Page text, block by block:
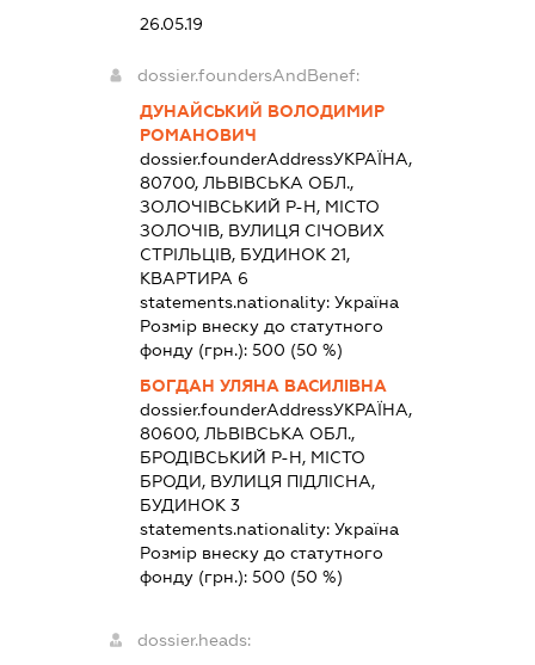
26.05.19
dossier.foundersAndBenef:
ДУНАЙСЬКИЙ ВОЛОДИМИР
РОМАНОВИЧ
dossier.founderAddressУКРАЇНА,
80700, ЛЬВІВСЬКА ОБЛ.,
ЗОЛОЧІВСЬКИЙ Р-Н, МІСТО
ЗОЛОЧІВ, ВУЛИЦЯ СІЧОВИХ
СТРІЛЬЦІВ, БУДИНОК 21,
КВАРТИРА 6
statements.nationality:Україна
Розмір внеску до статутного
фонду (грн.):500 (50 %)
БОГДАН УЛЯНА ВАСИЛІВНА
dossier.founderAddressУКРАЇНА,
80600, ЛЬВІВСЬКА ОБЛ.,
БРОДІВСЬКИЙ Р-Н, МІСТО
БРОДИ, ВУЛИЦЯ ПІДЛІСНА,
БУДИНОК 3
statements.nationality:Україна
Розмір внеску до статутного
фонду (грн.):500 (50 %)
dossier.heads: